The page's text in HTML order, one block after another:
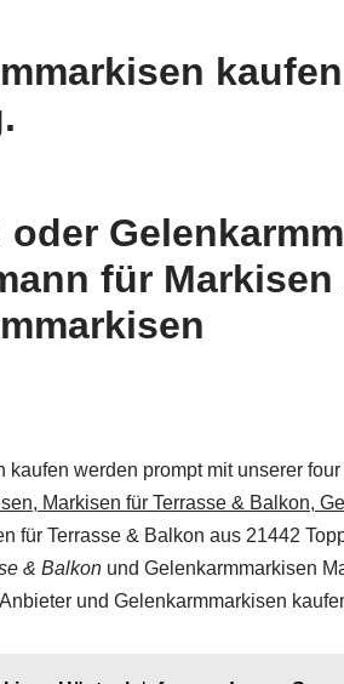
oder
für
kaufen werden prompt mit unserer
Markisen für Terrasse & Balkon,
für Terrasse & Balkon aus 21442
& Balkon und Gelenkarmmarkisen
und Gelenkarmmarkisen